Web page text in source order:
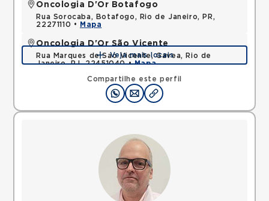
Compartilhe este perfil
Oncologia D'Or Botafogo
Rua Sorocaba, Botafogo, Rio de Janeiro, PR,
22271110 •
Mapa
Oncologia D'Or São Vicente
Rua Marques de Sao Vicente, Gavea, Rio de
Janeiro, RJ, 22451040 •Mapa
Veja mais locais